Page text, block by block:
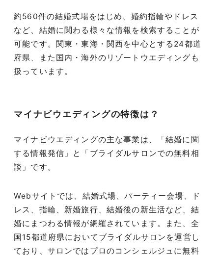
約560件の結婚式場をはじめ、婚約指輪やドレス
など、結婚に関わる様々な情報を検索することが
可能です。関東・東海・関西を中心とする24都道
府県、また国内・海外のリゾートウエディングも
扱っています。
マイナビウエディングの特徴は？
マイナビウエディングの主な事業は、「結婚に関
する情報発信」と「ブライダルサロンでの無料相
談」です。
Webサイトでは、結婚式場、パーティー会場、ド
レス、指輪、新婚旅行、結婚後の新生活など、結
婚にまつわる情報が網羅されています。また、全
国15都道府県においてブライダルサロンを運営し
ており、サロンではプロのコンシェルジュに無料